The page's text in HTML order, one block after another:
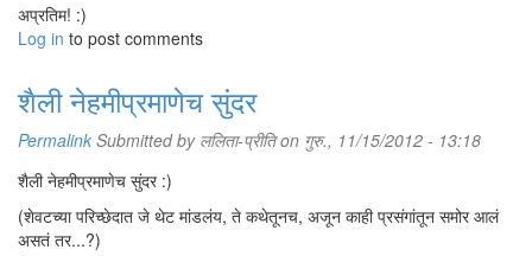
अप्रतिम! :)
Log in to post comments
शैली नेहमीप्रमाणेच सुंदर
Permalink Submitted by ललिता-प्रीतिon गुरु., 11/15/2012 - 13:18
शैली नेहमीप्रमाणेच सुंदर :)
(शेवटच्या परिच्छेदात जे थेट मांडलंय, ते कथेतूनच, अजून काही प्रसंगांतून समोर आलं
असतं तर...?)